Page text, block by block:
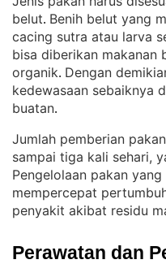
belut. Benih belut yang
cacing sutra atau larva
bisa diberikan makanan
organik. Dengan
kedewasaan sebaiknya
buatan.
Jumlah pemberian
sampai tiga kali sehari,
Pengelolaan pakan
mempercepat
penyakit akibat residu
Perawatan dan